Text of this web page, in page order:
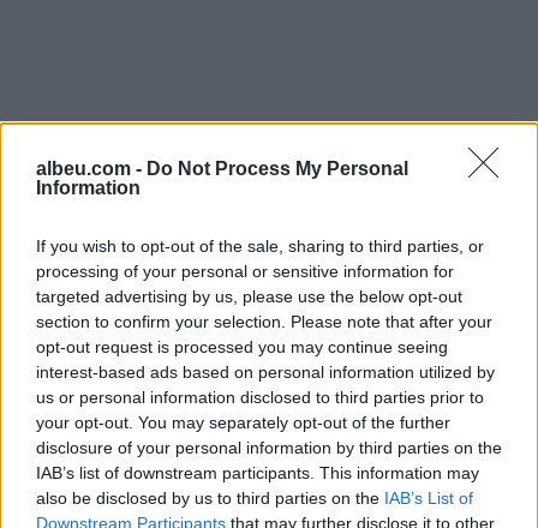
albeu.com - Do Not Process My Personal
Information
If you wish to opt-out of the sale, sharing to third parties, or
processing of your personal or sensitive information for
targeted advertising by us, please use the below opt-out
section to confirm your selection. Please note that after your
opt-out request is processed you may continue seeing
interest-based ads based on personal information utilized by
us or personal information disclosed to third parties prior to
your opt-out. You may separately opt-out of the further
disclosure of your personal information by third parties on the
IAB’s list of downstream participants. This information may
also be disclosed by us to third parties on the IAB’s List of
Downstream Participants that may further disclose it to other
Shtuarmë18.12.2022 22:06
Tags:
edona bilali , ina zhupa ,
ministrja
Bilali
, Start Up-et